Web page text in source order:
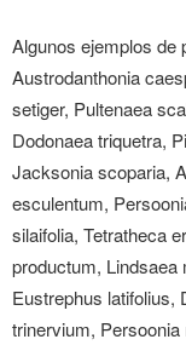
Algunos ejemplos de
Austrodanthonia
setiger, Pultenaea
Dodonaea triquetra,
Jacksonia scoparia,
esculentum,
silaifolia, Tetratheca
productum, Lindsaea
Eustrephus latifolius,
trinervium,